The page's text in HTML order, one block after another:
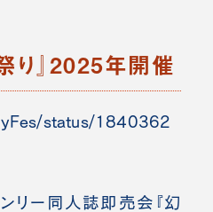
り』2025年開催
status/1840362
ンリー同人誌即売会『幻